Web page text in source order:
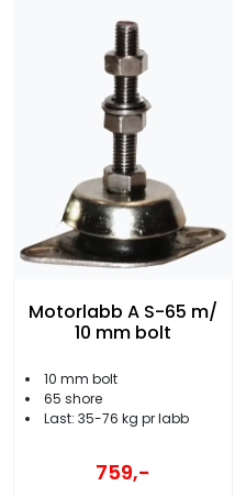
Motorlabb A S-65 m/
10 mm bolt
10 mm bolt
65 shore
Last: 35-76 kg pr labb
759,-